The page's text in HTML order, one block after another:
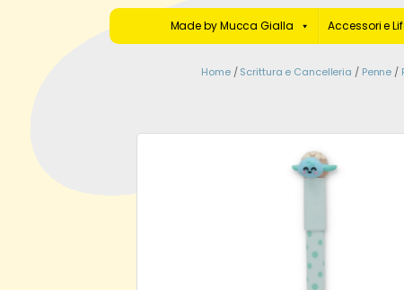
Made by Mucca Gialla Accessori e
Home/Scrittura e Cancelleria / Penne /